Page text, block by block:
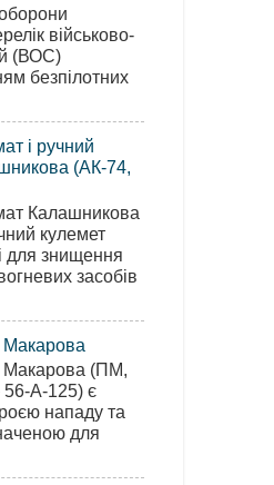
військово-
(ВОС)
безпілотних
і ручний
(АК-74,
Калашникова
кулемет
для знищення
засобів
Макарова
Макарова (ПМ,
56-А-125) є
нападу та
для